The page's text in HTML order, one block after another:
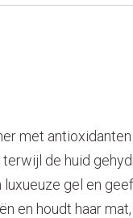
met antioxidanten
de huid
gel en
en houdt haar